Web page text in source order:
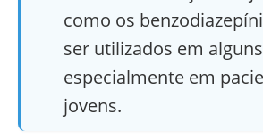
como os
ser utilizados em
especialmente em
jovens.